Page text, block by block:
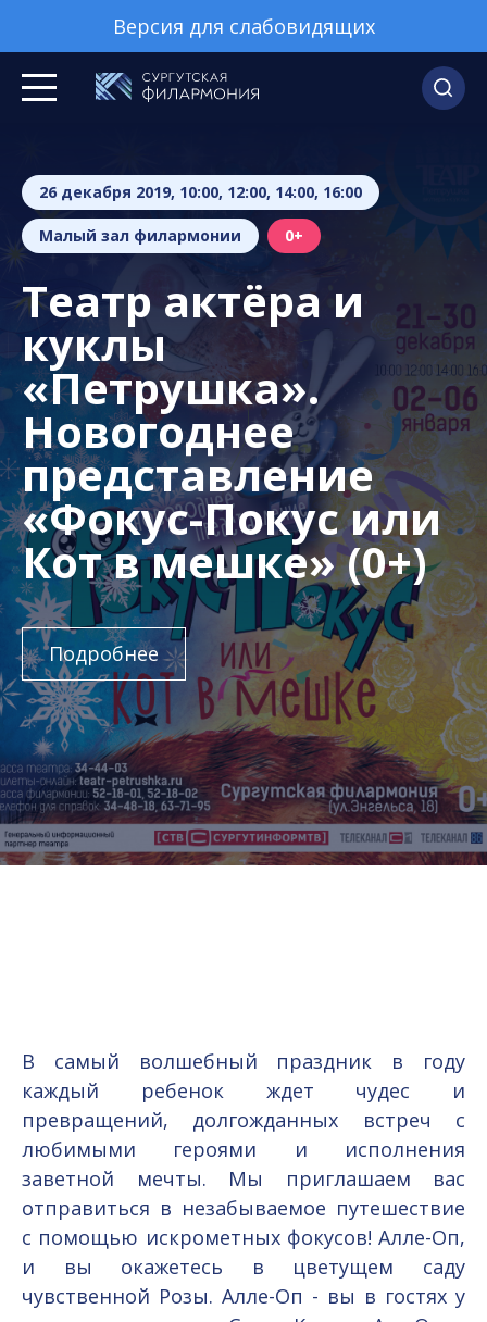
Версия для слабовидящих
26 декабря 2019, 10:00, 12:00, 14:00, 16:00
Малый зал филармонии 0+
Театр актёра и
куклы
«Петрушка».
Новогоднее
представление
«Фокус-Покус или
Кот в мешке» (0+)
Подробнее
В самый волшебный праздник в году
каждый ребенок ждет чудес и
превращений, долгожданных встреч с
любимыми героями и исполнения
заветной мечты. Мы приглашаем вас
отправиться в незабываемое путешествие
с помощью искрометных фокусов! Алле-Оп,
и вы окажетесь в цветущем саду
чувственной Розы. Алле-Оп - вы в гостях у